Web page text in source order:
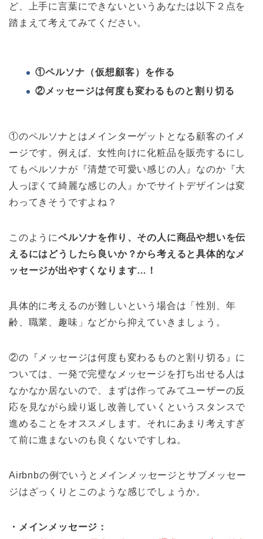
ど、上手に言葉にできないというあなたは以下２点を
踏まえて考えてみてください。
①ペルソナ（仮想顧客）を作る
②メッセージは何度も変わるものと割り切る
①のペルソナとはメインターゲットとなる顧客のイメ
ージです。例えば、女性向けに化粧品を販売するにし
てもペルソナが『清楚で可愛い感じの人』なのか『大
人っぽくて綺麗な感じの人』かでサイトデザインは変
わってきそうですよね？
このようにペルソナを作り、その人に商品や想いを伝
えるにはどうしたら良いか？から考えると具体的なメ
ッセージが出やすくなります…！
具体的に考えるのが難しいという場合は「性別、年
齢、職業、趣味」などから抑えていきましょう。
②の『メッセージは何度も変わるものと割り切る』に
ついては、一発で完璧なメッセージを打ち出せる人は
なかなか居ないので、まずは作ってみてユーザーの反
応を見ながら繰り返し改善していくというスタンスで
進めることをオススメします。それにあまり考えすぎ
て前に進まないのも良くないですしね。
Airbnbの例でいうとメインメッセージとサブメッセー
ジはざっくりとこのような感じでしょうか。
・メインメッセージ：